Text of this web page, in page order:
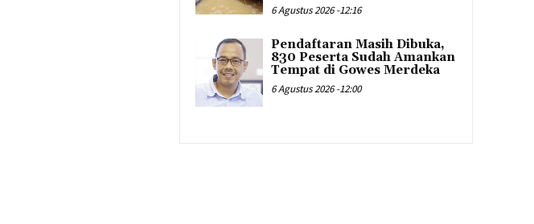
6 Agustus 2026 -12:16
Pendaftaran Masih Dibuka,
830 Peserta Sudah Amankan
Tempat di Gowes Merdeka
6 Agustus 2026 -12:00